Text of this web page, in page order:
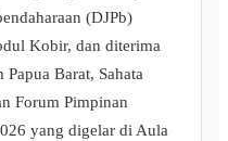
(DJPb)
Kobir, dan diterima
Barat, Sahata
Forum Pimpinan
yang digelar di Aula